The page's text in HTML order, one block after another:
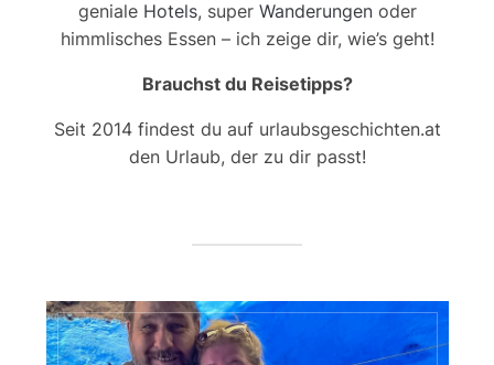
geniale Hotels, super Wanderungenoder
himmlisches Essen – ich zeige dir, wie’s geht!
Brauchst du Reisetipps?
Seit 2014 findest du auf urlaubsgeschichten.at
den Urlaub, der zu dir passt!